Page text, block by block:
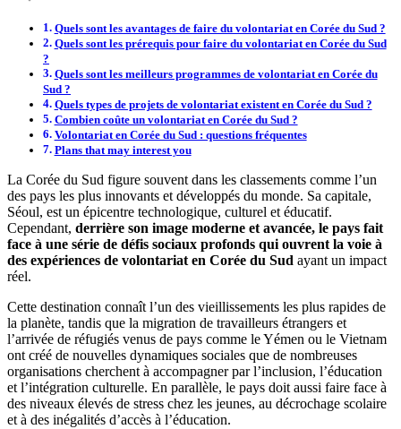
Quels sont les avantages de faire du volontariat en Corée du Sud ?
Quels sont les prérequis pour faire du volontariat en Corée du Sud
?
Quels sont les meilleurs programmes de volontariat en Corée du
Sud ?
Quels types de projets de volontariat existent en Corée du Sud ?
Combien coûte un volontariat en Corée du Sud ?
Volontariat en Corée du Sud : questions fréquentes
Plans that may interest you
La Corée du Sud figure souvent dans les classements comme l’un
des pays les plus innovants et développés du monde. Sa capitale,
Séoul, est un épicentre technologique, culturel et éducatif.
Cependant, derrière son image moderne et avancée, le pays fait
face à une série de défis sociaux profonds qui ouvrent la voie à
des expériences de volontariat en Corée du Sud ayant un impact
réel.
Cette destination connaît l’un des vieillissements les plus rapides de
la planète, tandis que la migration de travailleurs étrangers et
l’arrivée de réfugiés venus de pays comme le Yémen ou le Vietnam
ont créé de nouvelles dynamiques sociales que de nombreuses
organisations cherchent à accompagner par l’inclusion, l’éducation
et l’intégration culturelle. En parallèle, le pays doit aussi faire face à
des niveaux élevés de stress chez les jeunes, au décrochage scolaire
et à des inégalités d’accès à l’éducation.